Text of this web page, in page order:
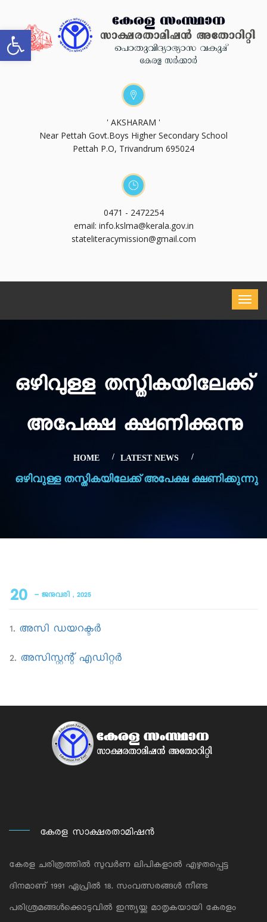
Open toolbar
' AKSHARAM '
Near Pettah Govt.Boys Higher Secondary School
Pettah P.O, Trivandrum 695024
0471 - 2472254
email: info.kslma@kerala.gov.in
stateliteracymission@gmail.com
ഒഴിവുള്ള തസ്തികയിലേക്ക്
അപേക്ഷ ക്ഷണിക്കുന്നു
HOME LATEST NEWS
ഒഴിവുള്ള തസ്തികയിലേക്ക് അപേക്ഷ ക്ഷണിക്കുന്നു
20 - ജനുവരി , 2025
1. അസി ഡയറക്ടർ
2. അസിസ്റ്റന്റ് എഡിറ്റർ
കേരള സാക്ഷരതാമിഷന്‍
കേരള ചരിത്രത്തില്‍ സുവര്‍ണ ലിപികളാല്‍ എഴുതപ്പെട്ട
ദിനമാണ് 1991 ഏപ്രില്‍ 18. സംവത്സരങ്ങള്‍ നീണ്ട
പരിശ്രമങ്ങള്‍ക്കൊടുവില്‍ ഇന്ത്യയ്ക്കു മാതൃകയായി കേരളം